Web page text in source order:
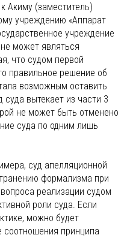
Акиму (заместитель)
учреждению «Аппарат
учреждение
может являться
что судом первой
правильное решение об
возможным оставить
вытекает из части 3
не может быть отменено
суда по одним лишь
суд апелляционной
формализма при
реализации судом
роли суда. Если
можно будет
соотношения принципа